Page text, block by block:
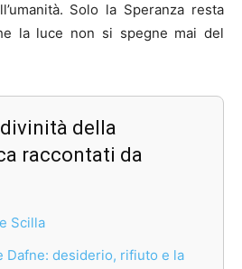
Solo la Speranza resta
la luce non si spegne mai del
della
raccontati da
Scilla
Dafne: desiderio, rifiuto e la